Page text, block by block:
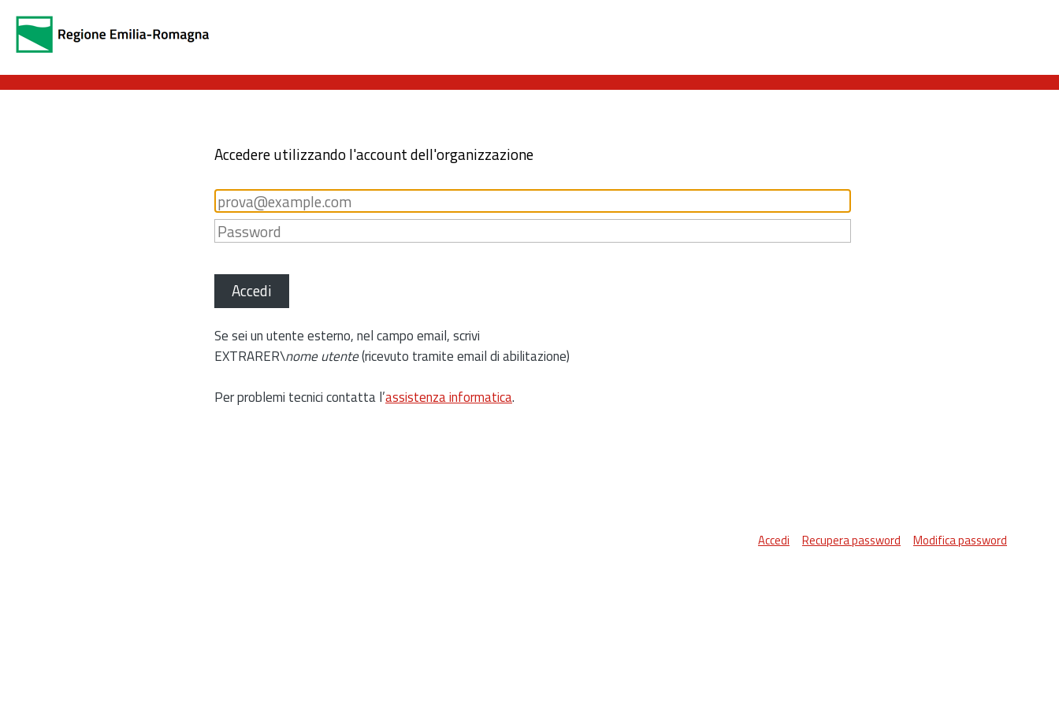
Accedere utilizzando l'account dell'organizzazione
Accedi
Se sei un utente esterno, nel campo email, scrivi
EXTRARER\nome utente(ricevuto tramite email di abilitazione)
Per problemi tecnici contatta l’assistenza informatica.
Accedi Recupera password Modifica password